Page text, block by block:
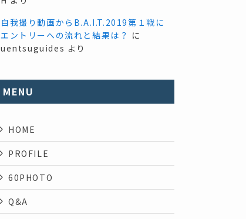
自我撮り動画からB.A.I.T.2019第１戦に
エントリーへの流れと結果は？ に
uentsuguides より
MENU
HOME
PROFILE
60PHOTO
Q&A